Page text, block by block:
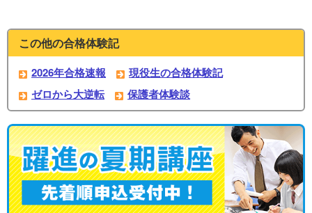
この他の合格体験記
2026年合格速報
現役生の合格体験記
ゼロから大逆転
保護者体験談